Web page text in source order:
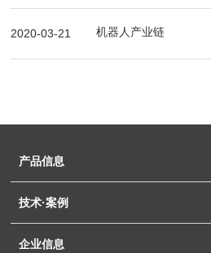
2020-03-21 机器人产业链
产品信息
技术·案例
企业信息